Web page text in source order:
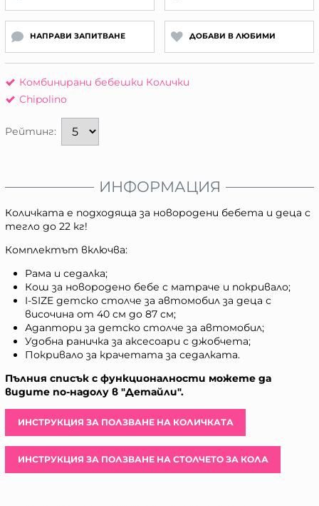
НАПРАВИ ЗАПИТВАНЕ ДОБАВИ В ЛЮБИМИ
Комбинирани бебешки Колички
Chipolino
Рейтинг:
ИНФОРМАЦИЯ
Количката е подходяща за новородени бебета и деца с
тегло до 22 кг!
Комплектът включва:
Рама и седалка;
Кош за новородено бебе с матраче и покривало;
I-SIZE детско столче за автомобил за деца с
височина от 40 см до 87 см;
Адаптори за детско столче за автомобил;
Удобна раничка за аксесоари с джобчета;
Покривало за крачетата за седалката.
Пълния списък с функционалности можете да
видите по-надолу в "Детайли".
ИНСТРУКЦИЯ ЗА ПОЛЗВАНЕ НА КОЛИЧКАТА
ИНСТРУКЦИЯ ЗА ПОЛЗВАНЕ НА СТОЛЧЕТО ЗА КОЛА